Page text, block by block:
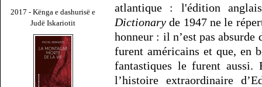
2017 - Kënga e dashurisë e
Judë Iskariotit
atlantique : l'édition
Dictionary de 1947 ne le
honneur : il n’est pas
furent américains et que, en
fantastiques le furent
l’histoire extraordinaire